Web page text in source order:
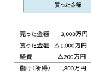
当社が選ばれる6つの
01.豊富な売却実績
02.積極的な販売活動
03.安定した集客